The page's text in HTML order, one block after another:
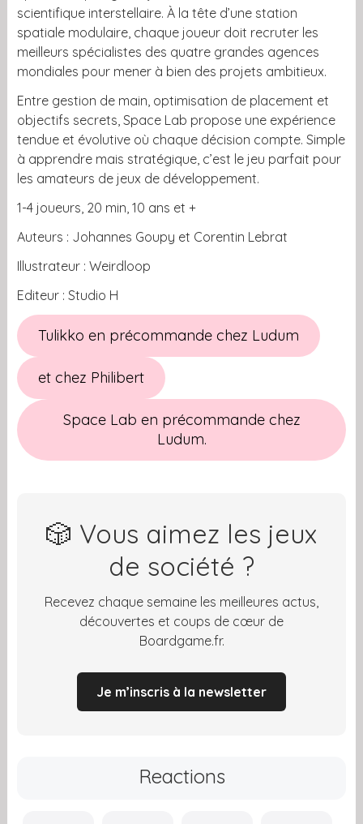
scientifique interstellaire. À la tête d’une station
spatiale modulaire, chaque joueur doit recruter les
meilleurs spécialistes des quatre grandes agences
mondiales pour mener à bien des projets ambitieux.
Entre gestion de main, optimisation de placement et
objectifs secrets, Space Lab propose une expérience
tendue et évolutive où chaque décision compte. Simple
à apprendre mais stratégique, c’est le jeu parfait pour
les amateurs de jeux de développement.
1-4 joueurs, 20 min, 10 ans et +
Auteurs : Johannes Goupy et Corentin Lebrat
Illustrateur : Weirdloop
Editeur : Studio H
Tulikko en précommande chez Ludum
et chez Philibert
Space Lab en précommande chez
Ludum.
🎲 Vous aimez les jeux
de société ?
Recevez chaque semaine les meilleures actus,
découvertes et coups de cœur de
Boardgame.fr.
Je m’inscris à la newsletter
Reactions